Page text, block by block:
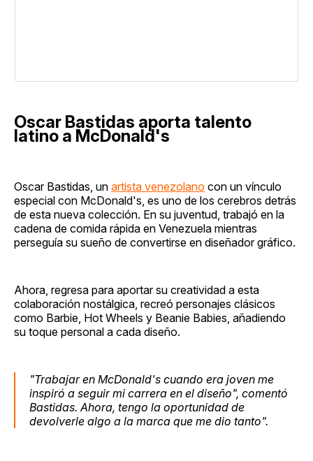
Oscar Bastidas aporta talento
latino a McDonald's
Oscar Bastidas, un artista venezolano con un vínculo
especial con McDonald's, es uno de los cerebros detrás
de esta nueva colección. En su juventud, trabajó en la
cadena de comida rápida en Venezuela mientras
perseguía su sueño de convertirse en diseñador gráfico.
Ahora, regresa para aportar su creatividad a esta
colaboración nostálgica, recreó personajes clásicos
como Barbie, Hot Wheels y Beanie Babies, añadiendo
su toque personal a cada diseño.
"Trabajar en McDonald's cuando era joven me
inspiró a seguir mi carrera en el diseño", comentó
Bastidas. Ahora, tengo la oportunidad de
devolverle algo a la marca que me dio tanto".